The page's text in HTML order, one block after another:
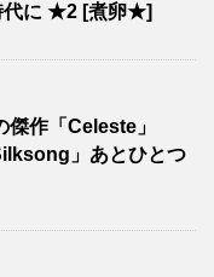
代に ★2 [煮卵★]
作「Celeste」
」あとひとつ